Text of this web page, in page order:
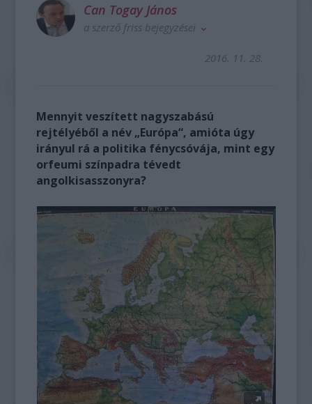
Can Togay János
a szerző friss bejegyzései
2016. 11. 28.
Mennyit veszített nagyszabású
rejtélyéből a név „Európa“, amióta úgy
irányul rá a politika fénycsóvája, mint egy
orfeumi színpadra tévedt
angolkisasszonyra?